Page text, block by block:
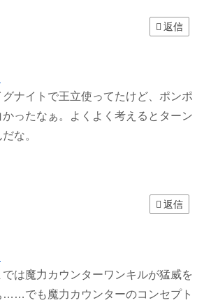
返信
ナイトで王立使ってたけど、ポンポ
ったなぁ。よくよく考えるとターン
な。
返信
は魔力カウンターワンキルが猛威を
……でも魔力カウンターのコンセプト